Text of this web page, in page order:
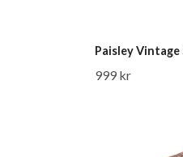
Paisley
999 kr